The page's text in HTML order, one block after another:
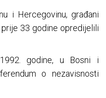
i Hercegovinu, građani
33 godine opredijelili
godine, u Bosni i
o nezavisnosti